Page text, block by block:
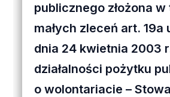
publicznego złożona
małych zleceń art. 19a
dnia 24 kwietnia 2003
działalności pożytku
o wolontariacie –